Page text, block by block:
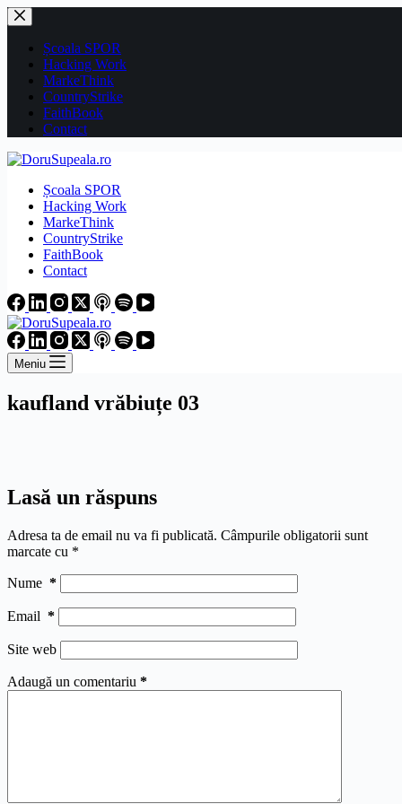
Sari
la
conținutȘcoala SPOR
Hacking Work
MarkeThink
CountryStrike
FaithBook
Contact
Școala SPOR
Hacking Work
MarkeThink
CountryStrike
FaithBook
Contact
Meniu
kaufland vrăbiuțe 03
Lasă un răspuns
Adresa ta de email nu va fi publicată. Câmpurile obligatorii sunt
marcate cu *
Nume *
Email *
Site web
Adaugă un comentariu *